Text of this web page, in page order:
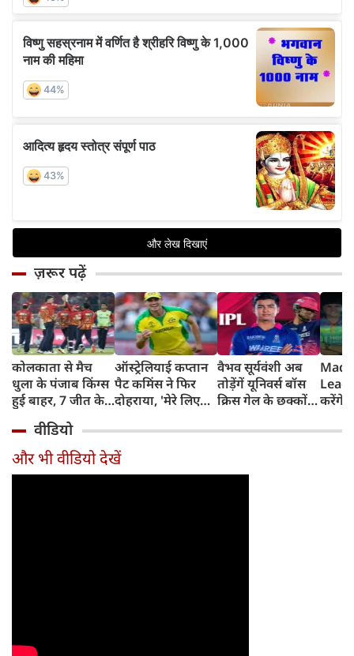
ज़रूर पढ़ें
कोलकाता से मैच
धुला के पंजाब किंग्स
हुई बाहर, 7 जीत के
ऑस्ट्रेलियाई कप्तान
पैट कमिंस ने फिर
दोहराया, 'मेरे लिए
वैभव सूर्यवंशी अब
तोड़ेंगें यूनिवर्स बॉस
क्रिस गेल के छक्कों
करेंगे
टीम में
वीडियो
और भी वीडियो देखें